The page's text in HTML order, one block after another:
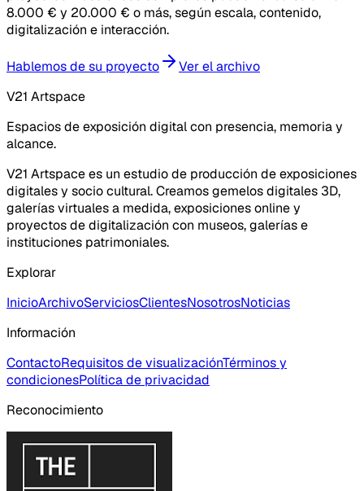
8.000 € y 20.000 € o más, según escala, contenido,
digitalización e interacción.
Hablemos de su proyecto
Ver el archivo
V21 Artspace
Espacios de exposición digital con presencia, memoria y
alcance.
V21 Artspace es un estudio de producción de exposiciones
digitales y socio cultural. Creamos gemelos digitales 3D,
galerías virtuales a medida, exposiciones online y
proyectos de digitalización con museos, galerías e
instituciones patrimoniales.
Explorar
InicioArchivoServiciosClientesNosotrosNoticias
Información
ContactoRequisitos de visualizaciónTérminos y
condicionesPolítica de privacidad
Reconocimiento